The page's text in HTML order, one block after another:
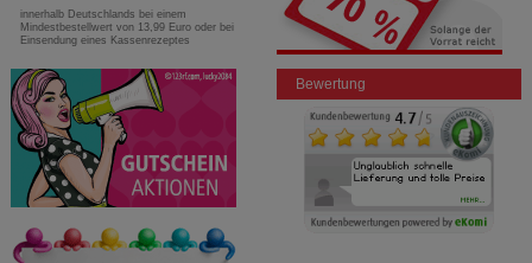
innerhalb Deutschlands bei einem
Mindestbestellwert von 13,99 Euro oder bei
Einsendung eines Kassenrezeptes
Bewertung